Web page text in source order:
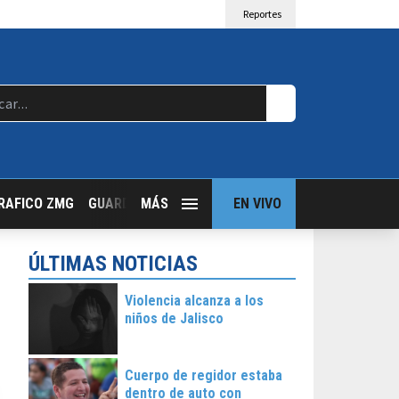
Reportes
ZMG GUARDIA NOCTURNA GUADALAJARA FOLLOW
MÁS EN VIVO
ÚLTIMAS NOTICIAS
Violencia alcanza a los
niños de Jalisco
Cuerpo de regidor estaba
dentro de auto con